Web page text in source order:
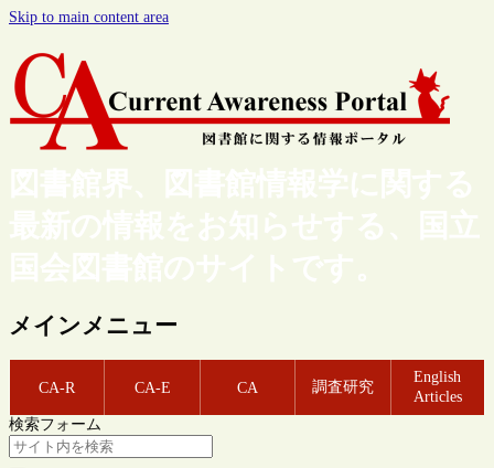
Skip to main content area
図書館界、図書館情報学に関する
最新の情報をお知らせする、国立
国会図書館のサイトです。
メインメニュー
CA-R CA-E CA 調査研究
English
Articles
検索フォーム